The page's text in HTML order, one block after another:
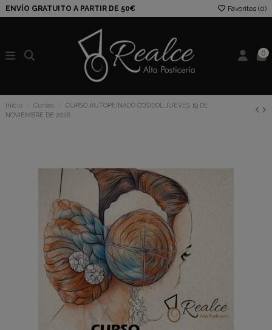
ENVÍO GRATUITO A PARTIR DE 50€ Favoritos (0)
0
Inicio Cursos
CURSO AUTOPEINADO COSIDOL JUEVES 19 DE
NOVIEMBRE DE 2026